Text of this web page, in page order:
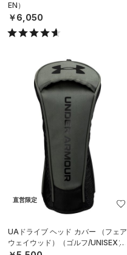
EN）
￥6,050
直営限定
UAドライブ ヘッド カバー （フェア
ウェイウッド）（ゴルフ/UNISEX）